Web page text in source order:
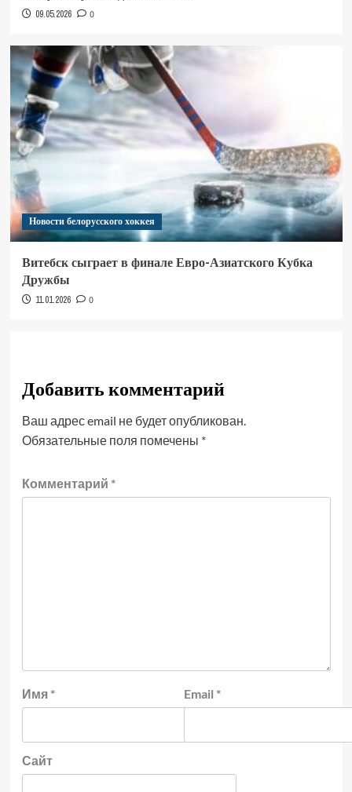
09.05.2026 0
Новости белорусского хоккея
Витебск сыграет в финале Евро-Азиатского Кубка
Дружбы
11.01.2026 0
Добавить комментарий
Ваш адрес email не будет опубликован.
Обязательные поля помечены *
Комментарий *
Имя * Email *
Сайт